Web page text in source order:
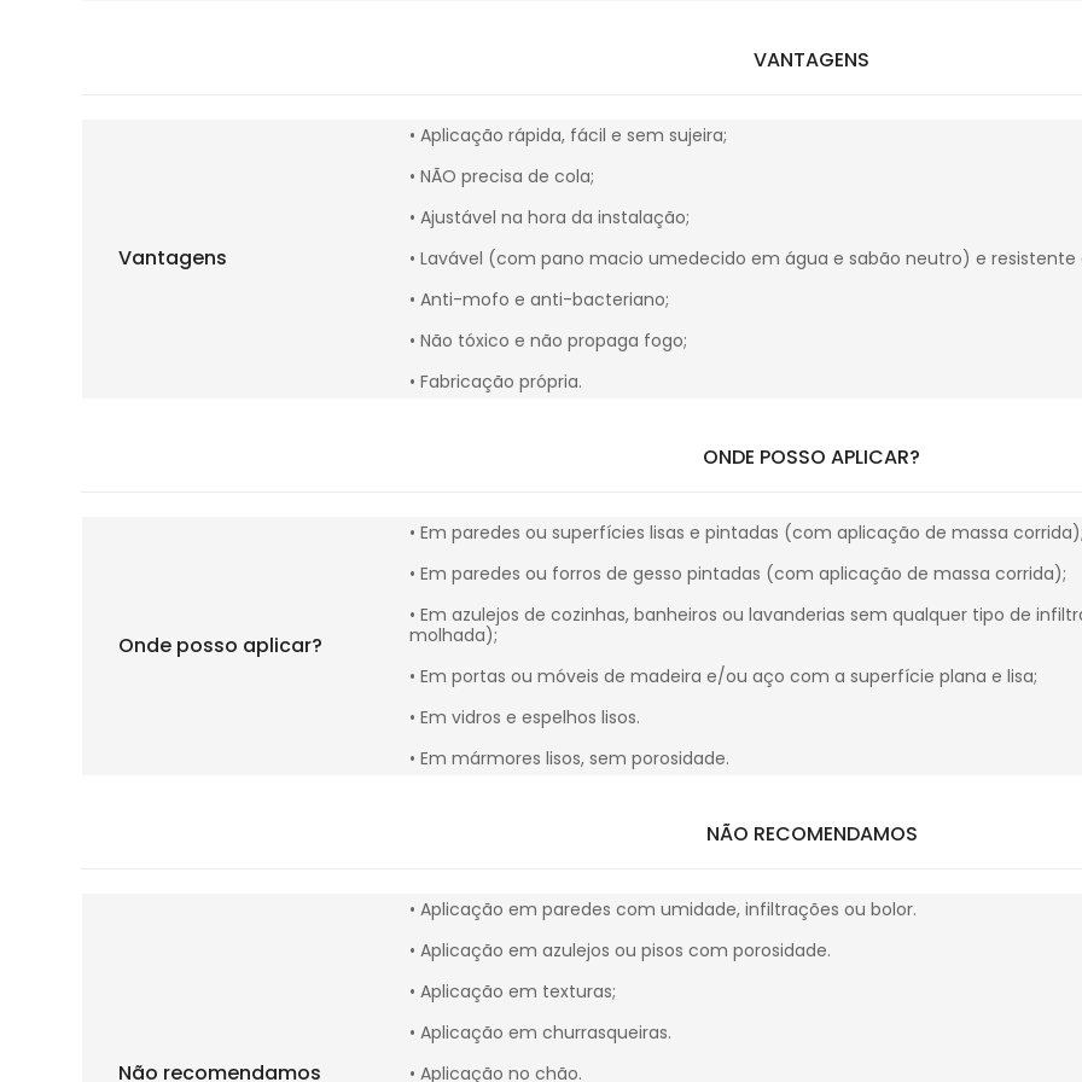
VANTAGENS
Vantagens
• Aplicação rápida, fácil e sem sujeira;
• NÃO precisa de cola;
• Ajustável na hora da instalação;
• Lavável (com pano macio umedecido em água e sabão neutro) e resistente
• Anti-mofo e anti-bacteriano;
• Não tóxico e não propaga fogo;
• Fabricação própria.
ONDE POSSO APLICAR?
Onde posso aplicar?
• Em paredes ou superfícies lisas e pintadas (com aplicação de massa corrida);
• Em paredes ou forros de gesso pintadas (com aplicação de massa corrida);
• Em azulejos de cozinhas, banheiros ou lavanderias sem qualquer tipo de
molhada);
• Em portas ou móveis de madeira e/ou aço com a superfície plana e lisa;
• Em vidros e espelhos lisos.
• Em mármores lisos, sem porosidade.
NÃO RECOMENDAMOS
Não recomendamos
• Aplicação em paredes com umidade, infiltrações ou bolor.
• Aplicação em azulejos ou pisos com porosidade.
• Aplicação em texturas;
• Aplicação em churrasqueiras.
• Aplicação no chão.